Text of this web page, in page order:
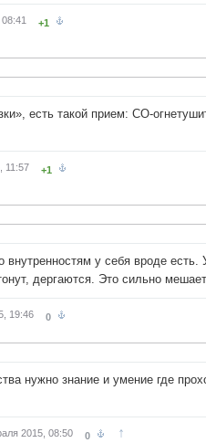
+1
есть такой прием: СО-
11:57 +1
внутренностям у себя вроде
дергаются. Это сильно
19:46 0
нужно знание и умение где
2015, 08:50 0 ↑